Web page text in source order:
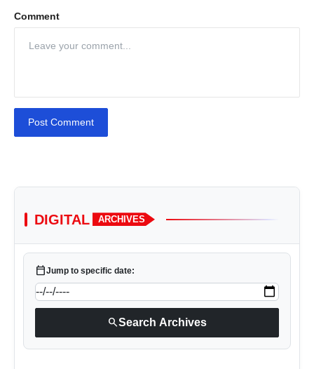
Comment
Post Comment
DIGITAL ARCHIVES
calendar_todayJump to specific date:
searchSearch Archives